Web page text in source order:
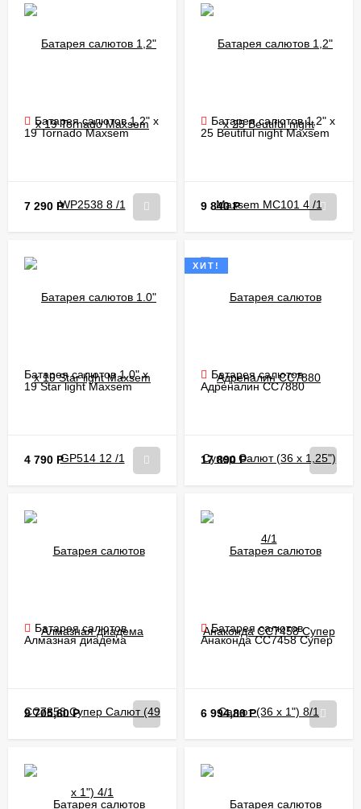
Батарея салютов 1,2" х
19 Tornado Maxsem
7 290 Р
Батарея салютов 1,2" х
25 Beutiful night Maxsem
9 840Р
Батарея салютов 1.0" х
19 Star light Maxsem
4 790 Р
ХИТ!
Батарея салютов
Адреналин CC7880
17 890Р
Батарея салютов
Алмазная диадема
9 705,60Р
Батарея салютов
Анаконда CC7458 Супер
6 994,80Р